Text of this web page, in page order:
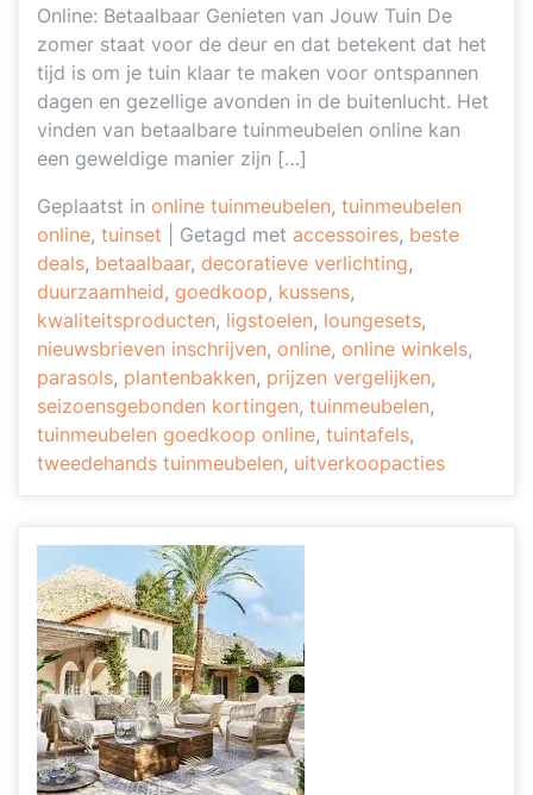
Online: Betaalbaar Genieten van Jouw Tuin De
zomer staat voor de deur en dat betekent dat het
tijd is om je tuin klaar te maken voor ontspannen
dagen en gezellige avonden in de buitenlucht. Het
vinden van betaalbare tuinmeubelen online kan
een geweldige manier zijn […]
Geplaatst in online tuinmeubelen, tuinmeubelen
online, tuinset Getagd met accessoires, beste
deals, betaalbaar, decoratieve verlichting,
duurzaamheid, goedkoop, kussens,
kwaliteitsproducten, ligstoelen, loungesets,
nieuwsbrieven inschrijven, online, online winkels,
parasols, plantenbakken, prijzen vergelijken,
seizoensgebonden kortingen, tuinmeubelen,
tuinmeubelen goedkoop online, tuintafels,
tweedehands tuinmeubelen, uitverkoopacties